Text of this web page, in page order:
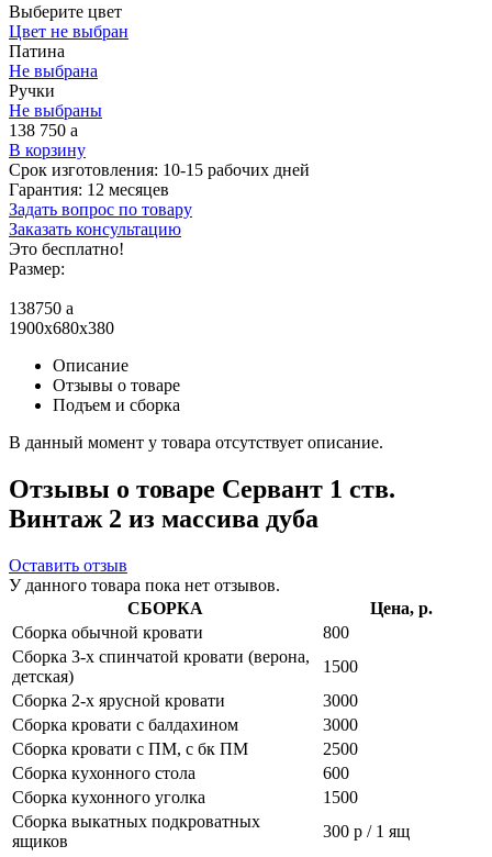
Выберите цвет
Цвет не выбран
Патина
Не выбрана
Ручки
Не выбраны
138 750 a
В корзину
Срок изготовления: 10-15 рабочих дней
Гарантия: 12 месяцев
Задать вопрос по товару
Заказать консультацию
Это бесплатно!
Размер:
138750 a
1900x680x380
Описание
Отзывы о товаре
Подъем и сборка
В данный момент у товара отсутствует описание.
Отзывы о товаре Сервант 1 ств.
Винтаж 2 из массива дуба
Оставить отзыв
У данного товара пока нет отзывов.
СБОРКА
Цена, р.
Сборка обычной кровати
800
Сборка 3-х спинчатой кровати (верона,
детская)
1500
Сборка 2-х ярусной кровати
3000
Сборка кровати с балдахином
3000
Сборка кровати с ПМ, с бк ПМ
2500
Сборка кухонного стола
600
Сборка кухонного уголка
1500
Сборка выкатных подкроватных
ящиков
300 р / 1 ящ